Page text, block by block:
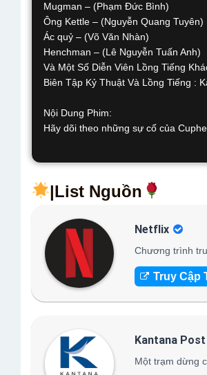
Mugman – (Phạm Đức Bình)
Ông Kettle – (Nguyễn Quang Tuyên)
Ác quỷ – (Võ Văn Nhàn)
Henchman – (Lê Nguyễn Tuấn Anh)
Và Một Số Diễn Viên Lồng Tiếng
Biên Tập Kỷ Thuật Và Lồng Tiếng :
Nội Dung Phim:
Hãy dõi theo những sự cố của
|List Nguồn
Netflix
Chương trình
Truy Cập
Kantana
Một trạm dừng